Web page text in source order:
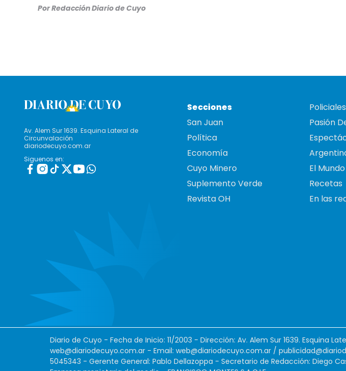
PorRedacción Diario de Cuyo
Av. Alem Sur 1639. Esquina Lateral de
Circunvalación
diariodecuyo.com.ar
Siguenos en:
Secciones
San Juan
Política
Economía
Cuyo Minero
Suplemento Verde
Revista OH
Policiales
Pasión
El Mundo
Recetas
En las
Diario de Cuyo - Fecha de Inicio: 11/2003 - Dirección: Av. Alem Sur 1639. Esquina
web@diariodecuyo.com.ar - Email: web@diariodecuyo.com.ar /
5045343 - Gerente General: Pablo Dellazoppa - Secretario de Redacción: Diego